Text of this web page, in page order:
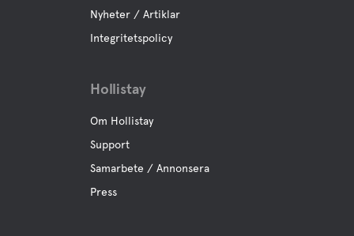
Nyheter / Artiklar
Integritetspolicy
Hollistay
Om Hollistay
Support
Samarbete / Annonsera
Press